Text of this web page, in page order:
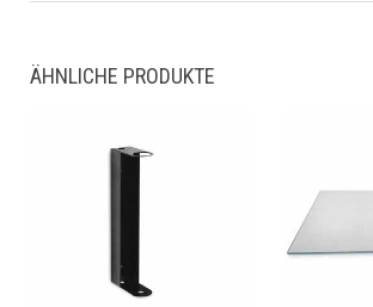
ÄHNLICHE PRODUKTE